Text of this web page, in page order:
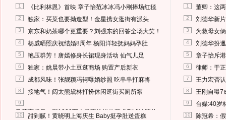
1 《比利林恩》首映 章子怡范冰冰冯小刚捧场红毯
2 独家：买菜也要拗造型！金星携女逛街有派头
3 京东和奶茶哪个更重要？刘强东的回答全场大笑！
4 杨威晒照庆祝结婚8周年 杨阳洋轻抚妈妈孕肚
5 艳压群芳！唐嫣修身长裙现身活动 仙气儿足
6 独家：姚晨带小土豆逛商场 购置产后新衣
7 成都风味！张靓颖冯轲曝婚纱照 吃串串打麻将
8 接地气！阔太熊黛林打扮休闲逛街买厕所泵
9
马蓉离婚后，砸1000万人民币给媒体要求删掉这照片
10 甜到腻！黄晓明上海庆生 Baby挺孕肚送蛋糕
1 董卿：这
2 刘德华新
3 为救母女
4 刘德华扮
5 章子怡斥
6 律师：于
7 王力宏否
8 王刚自曝7
9 台媒:40岁
10 陈冠希：